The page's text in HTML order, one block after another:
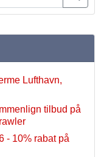
Lufthavn,
tilbud på
- 10% rabat på